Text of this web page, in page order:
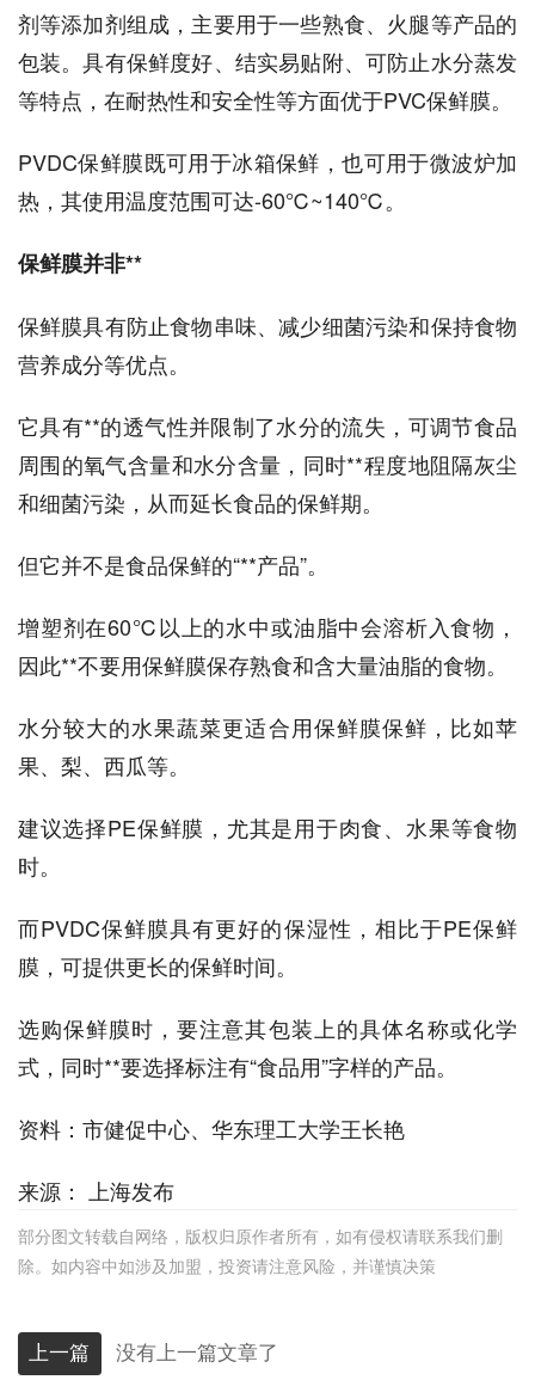
剂等添加剂组成，主要用于一些熟食、火腿等产品的
包装。具有保鲜度好、结实易贴附、可防止水分蒸发
等特点，在耐热性和安全性等方面优于PVC保鲜膜。
PVDC保鲜膜既可用于冰箱保鲜，也可用于微波炉加
热，其使用温度范围可达-60℃~140℃。
保鲜膜并非**
保鲜膜具有防止食物串味、减少细菌污染和保持食物
营养成分等优点。
它具有**的透气性并限制了水分的流失，可调节食品
周围的氧气含量和水分含量，同时**程度地阻隔灰尘
和细菌污染，从而延长食品的保鲜期。
但它并不是食品保鲜的“**产品”。
增塑剂在60℃以上的水中或油脂中会溶析入食物，
因此**不要用保鲜膜保存熟食和含大量油脂的食物。
水分较大的水果蔬菜更适合用保鲜膜保鲜，比如苹
果、梨、西瓜等。
建议选择PE保鲜膜，尤其是用于肉食、水果等食物
时。
而PVDC保鲜膜具有更好的保湿性，相比于PE保鲜
膜，可提供更长的保鲜时间。
选购保鲜膜时，要注意其包装上的具体名称或化学
式，同时**要选择标注有“食品用”字样的产品。
资料：市健促中心、华东理工大学王长艳
来源： 上海发布
部分图文转载自网络，版权归原作者所有，如有侵权请联系我们删
除。如内容中如涉及加盟，投资请注意风险，并谨慎决策
上一篇 没有上一篇文章了